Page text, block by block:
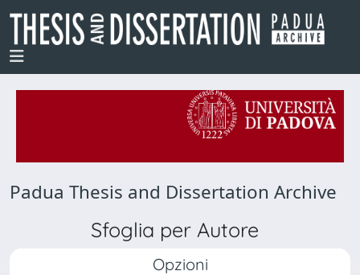
Padua Thesis and Dissertation Archive
Sfoglia per Autore
Opzioni